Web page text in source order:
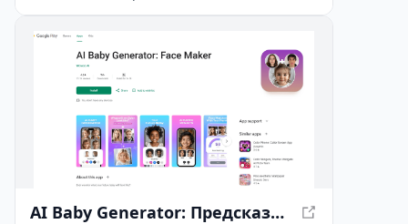
пользователям создавать
профессиональные видео с реалистичными
аватарами, естественными голосами и
адаптируемыми шаблонами.
AI Baby Generator: Предсказание лица вашего будущего малыша